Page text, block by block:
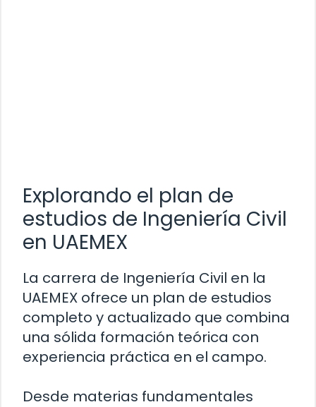
Explorando el plan de
estudios de Ingeniería Civil
en UAEMEX
La carrera de Ingeniería Civil en la
UAEMEX ofrece un plan de estudios
completo y actualizado que combina
una sólida formación teórica con
experiencia práctica en el campo.
Desde materias fundamentales